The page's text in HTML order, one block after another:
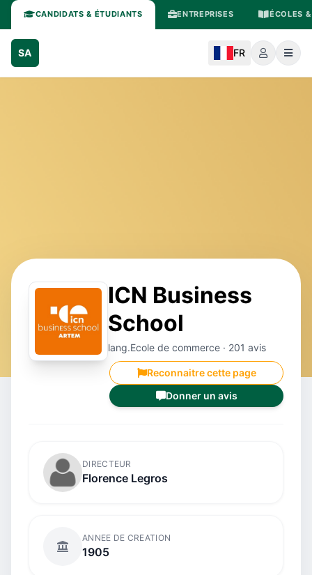
CANDIDATS & ÉTUDIANTS ENTREPRISES ÉCOLES
SA FR
ICN Business
School
lang.Ecole de commerce · 201 avis
Reconnaitre cette page
Donner un avis
DIRECTEUR
Florence Legros
ANNEE DE CREATION
1905